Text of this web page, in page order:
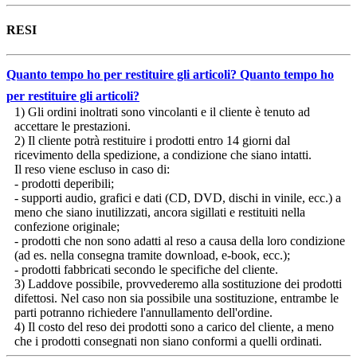
RESI
Quanto tempo ho per restituire gli articoli? Quanto tempo ho
per restituire gli articoli?
1) Gli ordini inoltrati sono vincolanti e il cliente è tenuto ad
accettare le prestazioni.
2) Il cliente potrà restituire i prodotti entro 14 giorni dal
ricevimento della spedizione, a condizione che siano intatti.
Il reso viene escluso in caso di:
- prodotti deperibili;
- supporti audio, grafici e dati (CD, DVD, dischi in vinile, ecc.) a
meno che siano inutilizzati, ancora sigillati e restituiti nella
confezione originale;
- prodotti che non sono adatti al reso a causa della loro condizione
(ad es. nella consegna tramite download, e-book, ecc.);
- prodotti fabbricati secondo le specifiche del cliente.
3) Laddove possibile, provvederemo alla sostituzione dei prodotti
difettosi. Nel caso non sia possibile una sostituzione, entrambe le
parti potranno richiedere l'annullamento dell'ordine.
4) Il costo del reso dei prodotti sono a carico del cliente, a meno
che i prodotti consegnati non siano conformi a quelli ordinati.